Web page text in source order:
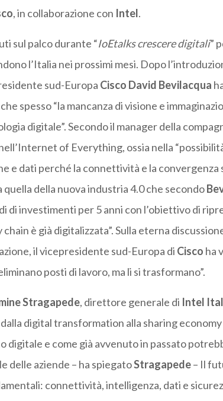
, in collaborazione con Intel.
sul palco durante “IoEtalks crescere digitali”
l’Italia nei prossimi mesi. Dopo
sud-Europa Cisco David Bevilacqua
spesso “la mancanza di visione e
digitale”. Secondo il manager della
of Everything, ossia nella
e dati perché la connettività e la convergenza
della nuova industria 4.0 che secondo
di investimenti per 5 anni con l’obiettivo di
è già digitalizzata”. Sulla eterna
il vicepresidente sud-Europa di Cisco ha
posti di lavoro, ma li si trasformano”.
Stragapede, direttore generale di Intel
digital transformation alla sharing economy
digitale e come già avvenuto in passato
delle aziende – ha spiegatoStragapede– Il
connettività, intelligenza, dati e